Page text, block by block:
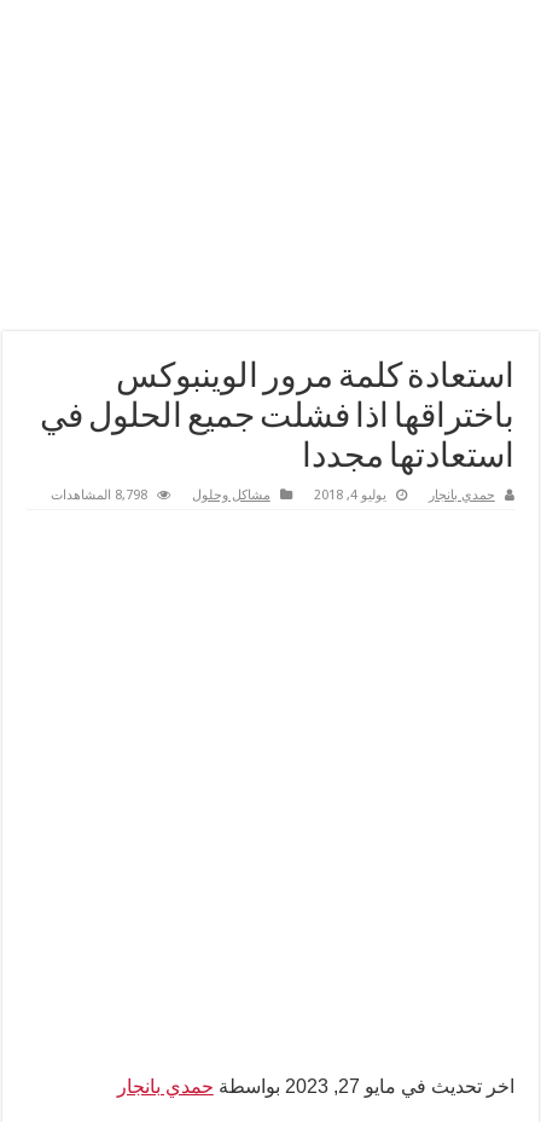
استعادة كلمة مرور الوينبوكس
باختراقها اذا فشلت جميع الحلول في
استعادتها مجددا
حمدي بانجار يوليو 4, 2018 مشاكل وحلول 8,798 المشاهدات
اخر تحديث في مايو 27, 2023 بواسطة حمدي بانجار